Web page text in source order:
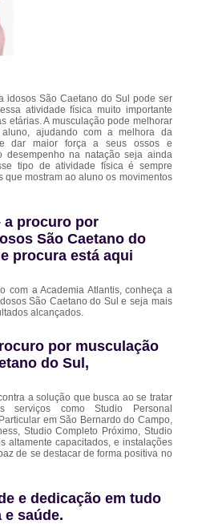
idosos São Caetano do Sul pode ser
atividade física muito importante
etárias. A musculação pode melhorar
ajudando com a melhora da
dar maior força a seus ossos e
desempenho na natação seja ainda
tipo de atividade física é sempre
mostram ao aluno os movimentos
a procuro por
São Caetano do
procura está aqui
com a Academia Atlantis, conheça a
São Caetano do Sul e seja mais
alcançados.
por musculação
do Sul,
a solução que busca ao se tratar
serviços como Studio Personal
em São Bernardo do Campo,
Studio Completo Próximo, Studio
altamente capacitados, e instalações
de se destacar de forma positiva no
e dedicação em tudo
e saúde.